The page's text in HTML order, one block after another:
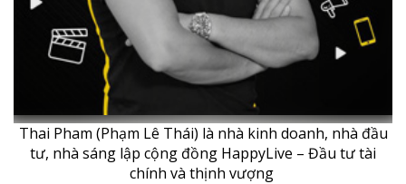
Thai Pham (Phạm Lê Thái) là nhà kinh doanh, nhà đầu
tư, nhà sáng lập cộng đồng HappyLive – Đầu tư tài
chính và thịnh vượng